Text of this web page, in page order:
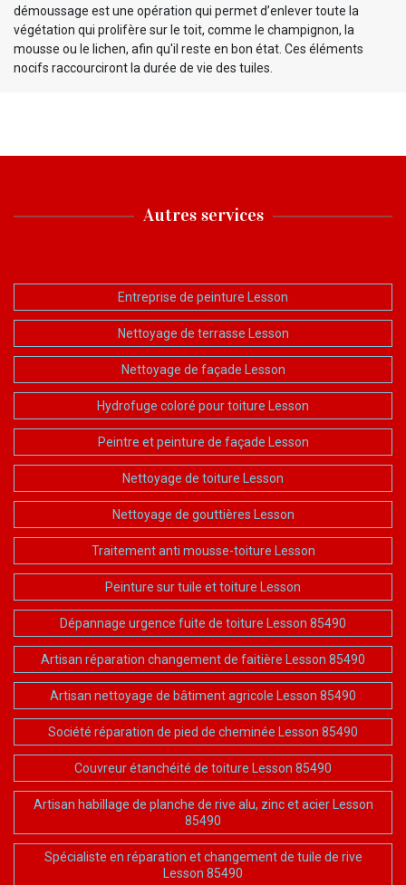
démoussage est une opération qui permet d’enlever toute la
végétation qui prolifère sur le toit, comme le champignon, la
mousse ou le lichen, afin qu'il reste en bon état. Ces éléments
nocifs raccourciront la durée de vie des tuiles.
Autres services
Entreprise de peinture Lesson
Nettoyage de terrasse Lesson
Nettoyage de façade Lesson
Hydrofuge coloré pour toiture Lesson
Peintre et peinture de façade Lesson
Nettoyage de toiture Lesson
Nettoyage de gouttières Lesson
Traitement anti mousse-toiture Lesson
Peinture sur tuile et toiture Lesson
Dépannage urgence fuite de toiture Lesson 85490
Artisan réparation changement de faitière Lesson 85490
Artisan nettoyage de bâtiment agricole Lesson 85490
Société réparation de pied de cheminée Lesson 85490
Couvreur étanchéité de toiture Lesson 85490
Artisan habillage de planche de rive alu, zinc et acier Lesson
85490
Spécialiste en réparation et changement de tuile de rive
Lesson 85490